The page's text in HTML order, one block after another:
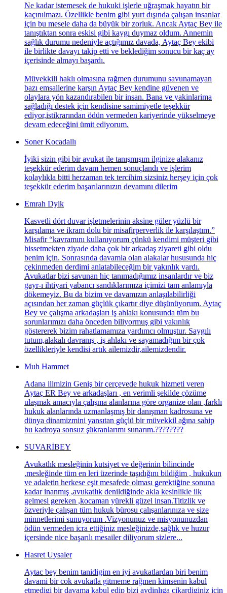
Ne kadar istemesek de hukuki işlerle uğraşmak hayatın bir
kaçınılmazı. Özellikle benim gibi yurt dışında çalışan insanlar
için bu mesele daha da büyük bir zorluk. Ancak Aytaç Bey ile
tanıştıktan sonra eskisi gibi kaygı duymaz oldum. Annemin
sağlık durumu nedeniyle açtığımız davada, Aytaç Bey ekibi
ile birlikte davayı takip etti ve beklediğim sonucu bir kaç ay
içerisinde almayı başardı.
Müvekkili haklı olmasına rağmen durumunu savunamayan
bazı emsallerine karşın Aytaç Bey kendine güvenen ve
olaylara yön kazandırabilen bir insan. Bana ve yakinlarima
sağladığı destek için kendisine samimiyetle teşekkür
ediyor,istikrarından ödün vermeden kariyerinde yükselmeye
devam edeceğini ümit ediyorum.
Soner Kocadallı
İyiki sizin gibi bir avukat ile tanışmışım ilginize alakanız
teşekkür ederim davam hemen sonuçlandı ve işlerim
kolaylıkla bitti herzaman tek tercihim sizsiniz herşey için çok
teşekkür ederim başarılarınızın devamını dilerim
Emrah Dylk
Kasvetli dört duvar işletmelerinin aksine güler yüzlü bir
karşılama ve ikram dolu bir misafirperverlik ile karşılaştım.”
Misafir “kavramını kullanıyorum çünkü kendimi müşteri gibi
hissetmekten ziyade daha çok bir arkadaş ziyareti gibi oldu
benim için. Sonrasında davamla olan alakalar hususunda hiç
çekinmeden derdimi anlatabileceğim bir yakınlık vardı.
Avukatlar bizi savunan hiç tanımadığımız insanlardır ve biz
gayr-ı ihtiyari yabancı sandıklarımıza içimizi tam anlamıyla
dökemeyiz. Bu da bizim ve davamızın anlaşılabilirliği
açısından her zaman güçlük çıkartır diye düşünüyorum. Aytaç
Bey ve çalışma arkadaşları iş ahlakı konusunda tüm bu
sorunlarımızı daha önceden biliyormuş gibi yakınlık
göstererek bizim rahatlamamıza yardımcı olmuştur. Saygılı
tutum,alakalı davranış , iş ahlakı ve sayamadığım bir çok
özellikleriyle kendisi artık ailemizdir,ailemizdendir.
Muh Hammet
Adana ilimizin Geniş bir çerçevede hukuk hizmeti veren
Aytaç ER Bey ve arkadaşları , en verimli şekilde çözüme
ulaşmak amacıyla çalışma alanlarına göre organize olan ,farklı
hukuk alanlarında uzmanlaşmış bir danışman kadrosuna ve
dünya dinamizmini yansıtan güçlü bir müvekkil ağına sahip
bu kadroya sonsuz şükranlarımı sunarım.????????
SUVARİBEY
Avukatlık mesleğinin kutsiyet ve değerinin bilincinde
,mesleğinde tüm en leri üzerinde taşıdığını bildiğim , hukukun
ve adaletin herkese eşit mesafede olması gerektiğine sonuna
kadar inanmış ,avukatlık denildiğinde akla kesinlikle ilk
gelmesi gereken ,kocaman yürekli güzel insan.Titizlik ve
özveriyle çalışan tüm hukuk bürosu çalışanlarınıza ve size
minnetlerimi sunuyorum .Vizyonunuz ve misyonunuzdan
ödün vermeden icra ettiğiniz mesleğinizde,sağlık ve huzur
içersinde nice başarılı mesailer diliyorum sizlere...
Hasret Uysaler
Aytac bey benim tanidigim en iyi avukatlardan biri benim
davami bir cok avukatla gitmeme rağmen kimsenin kabul
etmedigi bir davama kabul edip bizi aydinlıga cikardiginiz icin